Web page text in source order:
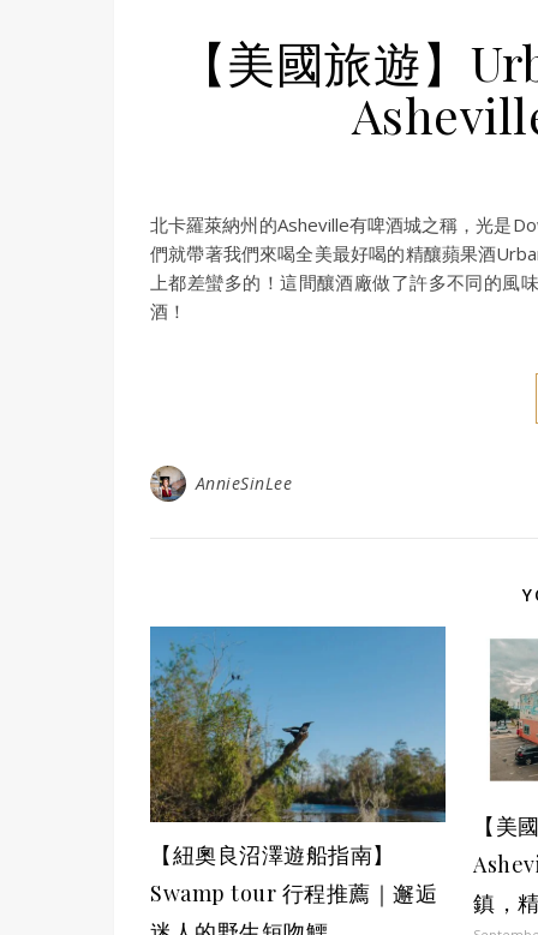
【美國旅遊】
北卡羅萊納州的Asheville有啤酒城之稱，光是
們就帶著我們來喝全美最好喝的精釀蘋果酒
上都差蠻多的！這間釀酒廠做了許多不同的風
酒！
AnnieSinLee
【紐奧良沼澤遊船指南】
Swamp tour 行程推薦｜邂逅
【美
鎮，